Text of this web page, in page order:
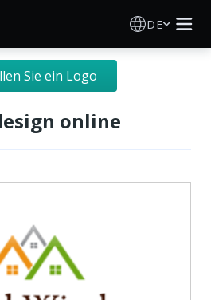
DE
Sie ein Logo
online